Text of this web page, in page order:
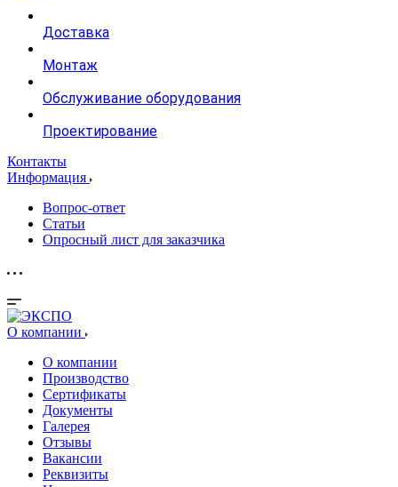
Доставка
Монтаж
Обслуживание оборудования
Проектирование
Контакты
Информация
Вопрос-ответ
Статьи
Опросный лист для заказчика
О компании
О компании
Производство
Сертификаты
Документы
Галерея
Отзывы
Вакансии
Реквизиты